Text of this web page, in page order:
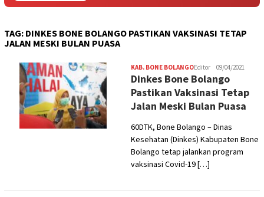
TAG: DINKES BONE BOLANGO PASTIKAN VAKSINASI TETAP
JALAN MESKI BULAN PUASA
KAB. BONE BOLANGOEditor 09/04/2021
Dinkes Bone Bolango
Pastikan Vaksinasi Tetap
Jalan Meski Bulan Puasa
60DTK, Bone Bolango – Dinas
Kesehatan (Dinkes) Kabupaten Bone
Bolango tetap jalankan program
vaksinasi Covid-19 […]